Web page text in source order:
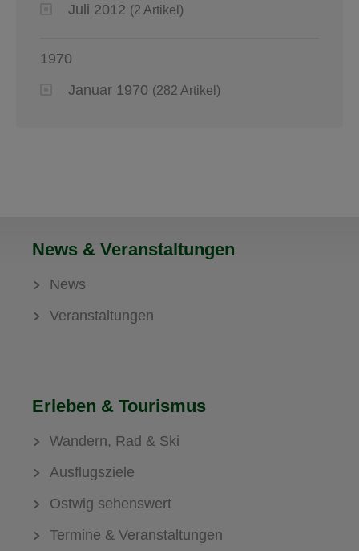
Juli 2012 (2 Artikel)
1970
Januar 1970 (282 Artikel)
News & Veranstaltungen
News
Veranstaltungen
Erleben & Tourismus
Wandern, Rad & Ski
Ausflugsziele
Ostwig sehenswert
Termine & Veranstaltungen